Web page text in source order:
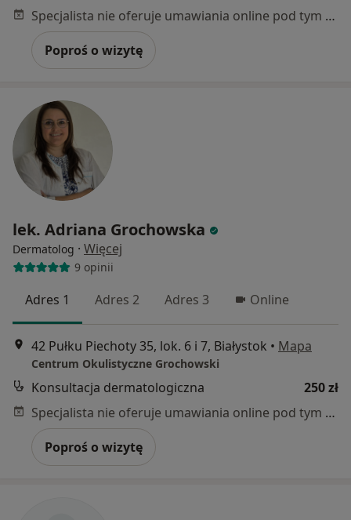
Specjalista nie oferuje umawiania online pod tym adresem.
Poproś o wizytę
lek. Adriana Grochowska
Dermatolog · Więcej
9 opinii
Adres 1 Adres 2 Adres 3 Online
42 Pułku Piechoty 35, lok. 6 i 7, Białystok • Mapa
Centrum Okulistyczne Grochowski
Konsultacja dermatologiczna
250 zł
Specjalista nie oferuje umawiania online pod tym adresem.
Poproś o wizytę